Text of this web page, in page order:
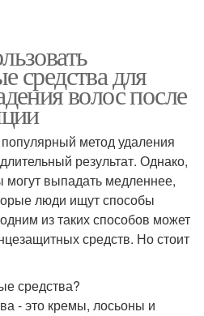
средства для
волос после
метод удаления
результат. Однако,
выпадать медленнее,
люди ищут способы
из таких способов может
средств. Но стоит
средства?
- это кремы, лосьоны и